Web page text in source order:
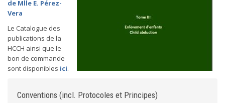
de Mlle E. Pérez-
Vera
Le Catalogue des
publications de la
HCCH ainsi que le
bon de commande
sont disponibles ici.
Conventions (incl. Protocoles et Principes)